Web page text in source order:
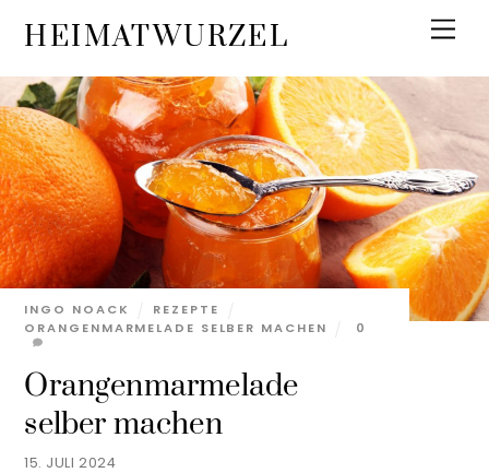
content
HEIMATWURZEL
15. JULI 2024
Orangenmarmelade
selber machen
INGO NOACK
REZEPTE
ORANGENMARMELADE SELBER MACHEN
0